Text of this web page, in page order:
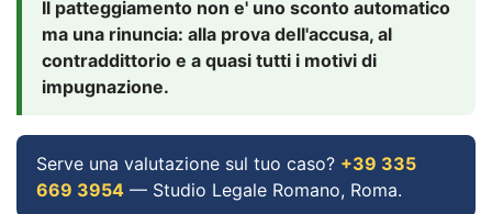
Il patteggiamento non e' uno sconto automatico
ma una rinuncia: alla prova dell'accusa, al
contraddittorio e a quasi tutti i motivi di
impugnazione.
Serve una valutazione sul tuo caso? +39 335
669 3954 — Studio Legale Romano, Roma.